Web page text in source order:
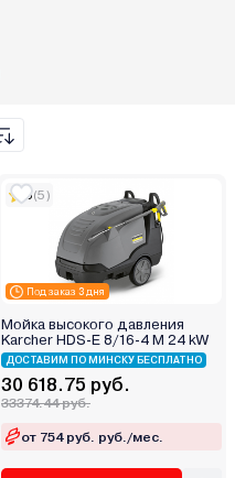
Под заказ 3 дня
5(5)
Мойка высокого давления
Karcher HDS-E 8/16-4 M 24 kW
ДОСТАВИМ ПО МИНСКУ БЕСПЛАТНО
30 618.75 руб.
33374.44 руб.
от 754 руб. руб./мес.